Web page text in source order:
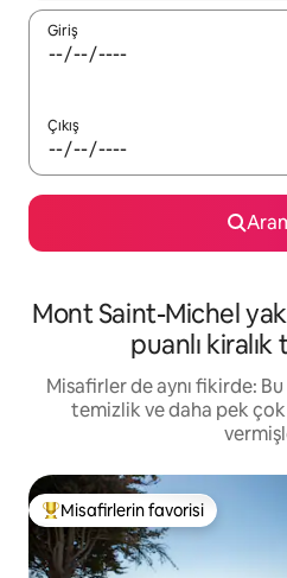
Giriş
Çıkış
Mont Saint-Michel
puanlı
Misafirler de aynı fikirde:
temizlik ve daha pek
Misafirlerin favorilerinden en
Misafirlerin favorisi